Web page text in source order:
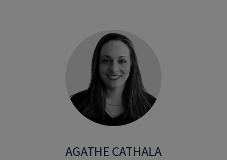
AGATHE CATHALA